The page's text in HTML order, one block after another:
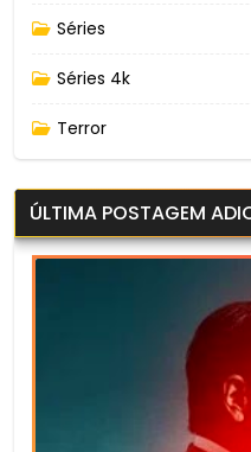
Séries
Séries 4k
Terror
ÚLTIMA POSTAGEM